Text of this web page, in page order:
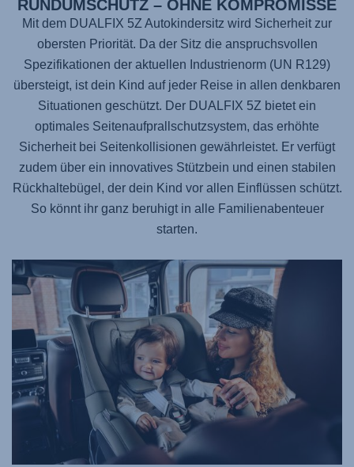
RUNDUMSCHUTZ – OHNE KOMPROMISSE
Mit dem DUALFIX 5Z Autokindersitz wird Sicherheit zur
obersten Priorität. Da der Sitz die anspruchsvollen
Spezifikationen der aktuellen Industrienorm (UN R129)
übersteigt, ist dein Kind auf jeder Reise in allen denkbaren
Situationen geschützt. Der DUALFIX 5Z bietet ein
optimales Seitenaufprallschutzsystem, das erhöhte
Sicherheit bei Seitenkollisionen gewährleistet. Er verfügt
zudem über ein innovatives Stützbein und einen stabilen
Rückhaltebügel, der dein Kind vor allen Einflüssen schützt.
So könnt ihr ganz beruhigt in alle Familienabenteuer
starten.